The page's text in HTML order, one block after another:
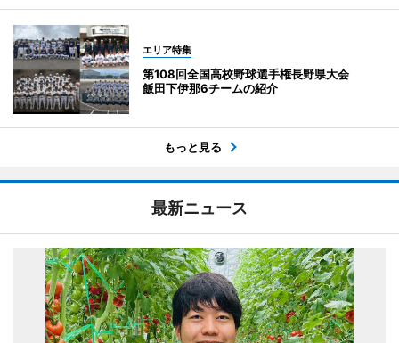
エリア特集
第108回全国高校野球選手権長野県大会
飯田下伊那6チームの紹介
もっと見る
最新ニュース